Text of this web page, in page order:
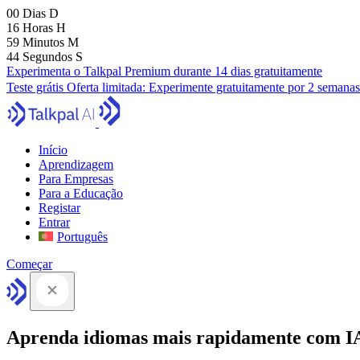
00 Dias D
16 Horas H
59 Minutos M
43 Segundos S
Experimenta o Talkpal Premium durante 14 dias gratuitamente
Teste grátis Oferta limitada: Experimente gratuitamente por 2 semanas
Início
Aprendizagem
Para Empresas
Para a Educação
Registar
Entrar
Português
Começar
Aprenda idiomas mais rapidamente com